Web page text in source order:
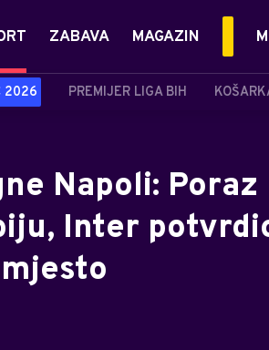
2026 PREMIJER LIGA BIH
ZABAVA MAGAZIN
Napoli: Poraz
Inter